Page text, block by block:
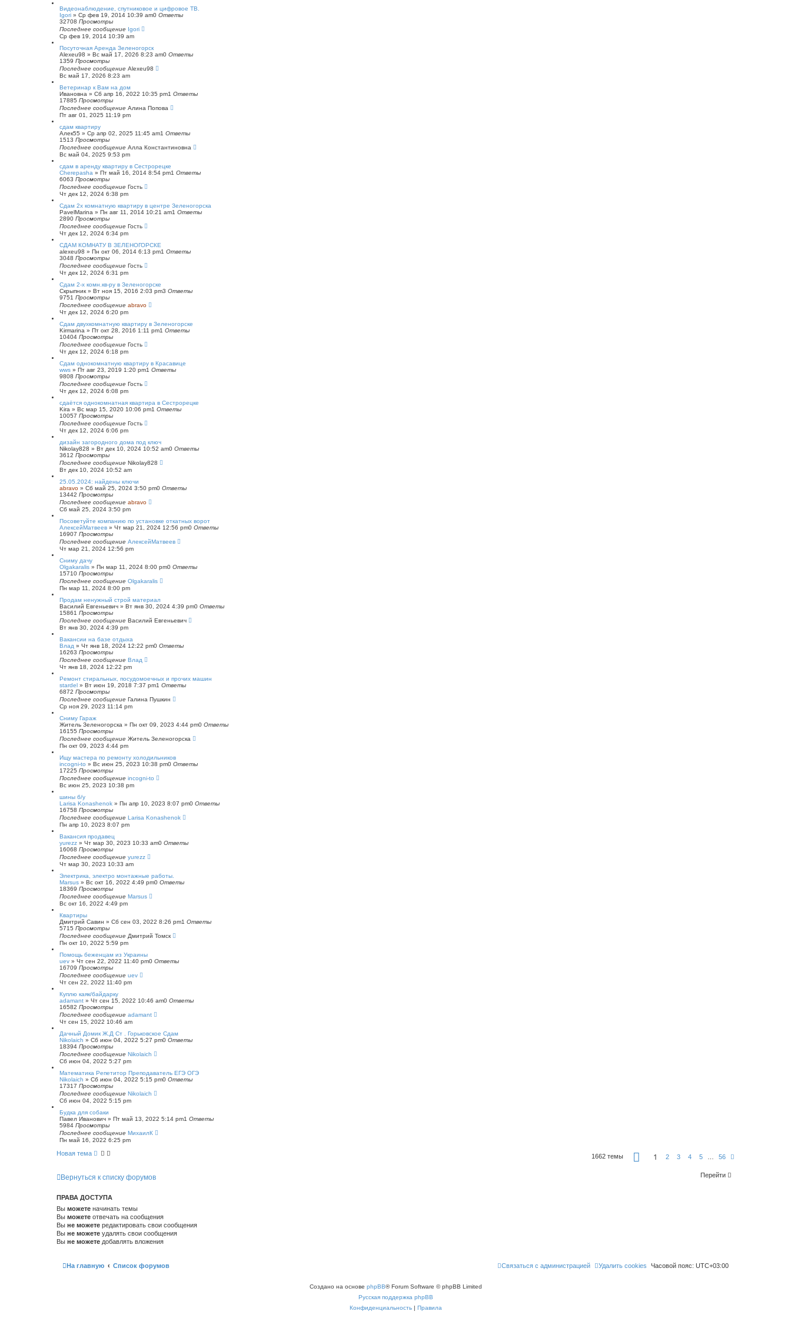
к
Видеонаблюдение, спутниковое и цифровое ТВ.
Igori » Ср фев 19, 2014 10:39 am0 Ответы
32708 Просмотры
Последнее сообщение Igori
Ср фев 19, 2014 10:39 am
Посуточная Аренда Зеленогорск
Alexeu98 » Вс май 17, 2026 8:23 am0 Ответы
1359 Просмотры
Последнее сообщение Alexeu98
Вс май 17, 2026 8:23 am
Ветеринар к Вам на дом
Ивановна » Сб апр 16, 2022 10:35 pm1 Ответы
17885 Просмотры
Последнее сообщение Алина Попова
Пт авг 01, 2025 11:19 pm
сдам квартиру
Алек55 » Ср апр 02, 2025 11:45 am1 Ответы
1513 Просмотры
Последнее сообщение Алла Константиновна
Вс май 04, 2025 9:53 pm
сдам в аренду квартиру в Сестрорецке
Cherepasha » Пт май 16, 2014 8:54 pm1 Ответы
6063 Просмотры
Последнее сообщение Гость
Чт дек 12, 2024 6:38 pm
Сдам 2х комнатную квартиру в центре Зеленогорска
PavelMarina » Пн авг 11, 2014 10:21 am1 Ответы
2890 Просмотры
Последнее сообщение Гость
Чт дек 12, 2024 6:34 pm
СДАМ КОМНАТУ В ЗЕЛЕНОГОРСКЕ
alexeu98 » Пн окт 06, 2014 6:13 pm1 Ответы
3048 Просмотры
Последнее сообщение Гость
Чт дек 12, 2024 6:31 pm
Сдам 2-х комн.кв-ру в Зеленогорске
Скрыпник » Вт ноя 15, 2016 2:03 pm3 Ответы
9751 Просмотры
Последнее сообщение abravo
Чт дек 12, 2024 6:20 pm
Сдам двухкомнатную квартиру в Зеленогорске
Kirmarina » Пт окт 28, 2016 1:11 pm1 Ответы
10404 Просмотры
Последнее сообщение Гость
Чт дек 12, 2024 6:18 pm
Сдам однокомнатную квартиру в Красавице
wws » Пт авг 23, 2019 1:20 pm1 Ответы
9808 Просмотры
Последнее сообщение Гость
Чт дек 12, 2024 6:08 pm
сдаётся однокомнатная квартира в Сестрорецке
Kira » Вс мар 15, 2020 10:06 pm1 Ответы
10057 Просмотры
Последнее сообщение Гость
Чт дек 12, 2024 6:06 pm
дизайн загородного дома под ключ
Nikolay828 » Вт дек 10, 2024 10:52 am0 Ответы
3612 Просмотры
Последнее сообщение Nikolay828
Вт дек 10, 2024 10:52 am
25.05.2024: найдены ключи
abravo » Сб май 25, 2024 3:50 pm0 Ответы
13442 Просмотры
Последнее сообщение abravo
Сб май 25, 2024 3:50 pm
Посоветуйте компанию по установке откатных ворот
АлексейМатвеев » Чт мар 21, 2024 12:56 pm0 Ответы
16907 Просмотры
Последнее сообщение АлексейМатвеев
Чт мар 21, 2024 12:56 pm
Сниму дачу
Olgakaralis » Пн мар 11, 2024 8:00 pm0 Ответы
15710 Просмотры
Последнее сообщение Olgakaralis
Пн мар 11, 2024 8:00 pm
Продам ненужный строй материал
Василий Евгеньевич » Вт янв 30, 2024 4:39 pm0 Ответы
15861 Просмотры
Последнее сообщение Василий Евгеньевич
Вт янв 30, 2024 4:39 pm
Вакансии на базе отдыха
Влад » Чт янв 18, 2024 12:22 pm0 Ответы
16263 Просмотры
Последнее сообщение Влад
Чт янв 18, 2024 12:22 pm
Ремонт стиральных, посудомоечных и прочих машин
stardel » Вт июн 19, 2018 7:37 pm1 Ответы
6872 Просмотры
Последнее сообщение Галина Пушкин
Ср ноя 29, 2023 11:14 pm
Сниму Гараж
Житель Зеленогорска » Пн окт 09, 2023 4:44 pm0 Ответы
16155 Просмотры
Последнее сообщение Житель Зеленогорска
Пн окт 09, 2023 4:44 pm
Ищу мастера по ремонту холодильников
incogni-to » Вс июн 25, 2023 10:38 pm0 Ответы
17225 Просмотры
Последнее сообщение incogni-to
Вс июн 25, 2023 10:38 pm
шины б/у
Larisa Konashenok » Пн апр 10, 2023 8:07 pm0 Ответы
16758 Просмотры
Последнее сообщение Larisa Konashenok
Пн апр 10, 2023 8:07 pm
Вакансия продавец
yurezz » Чт мар 30, 2023 10:33 am0 Ответы
16068 Просмотры
Последнее сообщение yurezz
Чт мар 30, 2023 10:33 am
Электрика, электро монтажные работы.
Marsus » Вс окт 16, 2022 4:49 pm0 Ответы
18369 Просмотры
Последнее сообщение Marsus
Вс окт 16, 2022 4:49 pm
Квартиры
Дмитрий Савин » Сб сен 03, 2022 8:26 pm1 Ответы
5715 Просмотры
Последнее сообщение Дмитрий Томск
Пн окт 10, 2022 5:59 pm
Помощь беженцам из Украины
uev » Чт сен 22, 2022 11:40 pm0 Ответы
16709 Просмотры
Последнее сообщение uev
Чт сен 22, 2022 11:40 pm
Куплю каяк/байдарку
adamant » Чт сен 15, 2022 10:46 am0 Ответы
16582 Просмотры
Последнее сообщение adamant
Чт сен 15, 2022 10:46 am
Дачный Домик Ж.Д Ст . Горьковское Сдам
Nikolaich » Сб июн 04, 2022 5:27 pm0 Ответы
18394 Просмотры
Последнее сообщение Nikolaich
Сб июн 04, 2022 5:27 pm
Математика Репетитор Преподаватель ЕГЭ ОГЭ
Nikolaich » Сб июн 04, 2022 5:15 pm0 Ответы
17317 Просмотры
Последнее сообщение Nikolaich
Сб июн 04, 2022 5:15 pm
Будка для собаки
Павел Иванович » Пт май 13, 2022 5:14 pm1 Ответы
5984 Просмотры
Последнее сообщение МихаилК
Пн май 16, 2022 6:25 pm
Новая тема 1662 темы 1 2 3 4 5 56
Вернуться к списку форумов Перейти
ПРАВА ДОСТУПА
Вы можете начинать темы
Вы можете отвечать на сообщения
Вы не можете редактировать свои сообщения
Вы не можете удалять свои сообщения
Вы не можете добавлять вложения
На главную Список форумов Часовой пояс: UTC+03:00
Удалить cookies
Связаться с администрацией
Создано на основе phpBB® Forum Software © phpBB Limited
Русская поддержка phpBB
Конфиденциальность | Правила